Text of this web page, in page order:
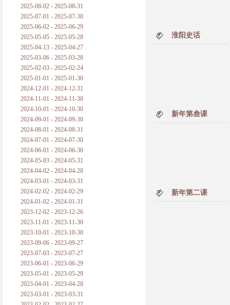
2025-08-02 - 2025-08-31
2025-07-01 - 2025-07-30
2025-06-02 - 2025-06-29
2025-05-05 - 2025-05-28
2025-04-13 - 2025-04-27
2025-03-06 - 2025-03-28
2025-02-03 - 2025-02-24
2025-01-01 - 2025-01-30
2024-12-01 - 2024-12-31
2024-11-01 - 2024-11-30
2024-10-01 - 2024-10-30
2024-09-01 - 2024-09-30
2024-08-01 - 2024-08-31
2024-07-01 - 2024-07-30
2024-06-01 - 2024-06-30
2024-05-03 - 2024-05-31
2024-04-02 - 2024-04-28
2024-03-01 - 2024-03-31
2024-02-02 - 2024-02-29
2024-01-02 - 2024-01-31
2023-12-02 - 2023-12-26
2023-11-01 - 2023-11-30
2023-10-01 - 2023-10-30
2023-09-06 - 2023-09-27
2023-07-03 - 2023-07-27
2023-06-01 - 2023-06-29
2023-05-01 - 2023-05-29
2023-04-01 - 2023-04-28
2023-03-01 - 2023-03-31
淮阳史话
新年第叁课
新年第二课